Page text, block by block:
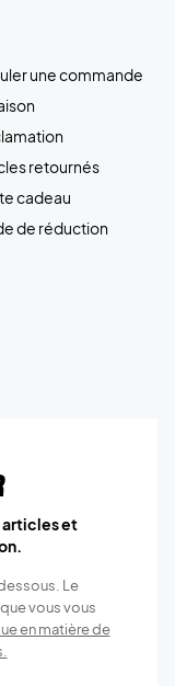
une commande
retournés
cadeau
de réduction
articles et
Le
vous vous
en matière de